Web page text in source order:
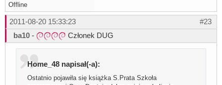
Offline
#23
2011-08-20 15:33:23
ba10 - Członek DUG
Home_48 napisał(-a):
Ostatnio pojawiła się książka S.Prata Szkoła